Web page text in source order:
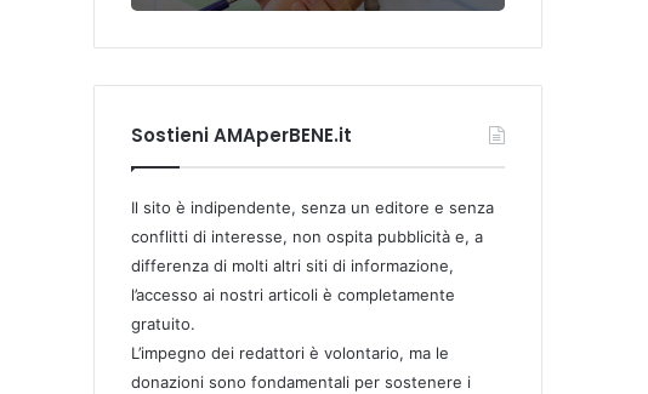
Sostieni AMAperBENE.it
Il sito è indipendente, senza un editore e senza
conflitti di interesse, non ospita pubblicità e, a
differenza di molti altri siti di informazione,
l’accesso ai nostri articoli è completamente
gratuito.
L’impegno dei redattori è volontario, ma le
donazioni sono fondamentali per sostenere i